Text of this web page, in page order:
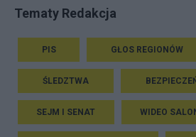
Tematy Redakcja
PIS GŁOS REGIONÓW
ŚLEDZTWA
SEJM I SENAT WIDEO